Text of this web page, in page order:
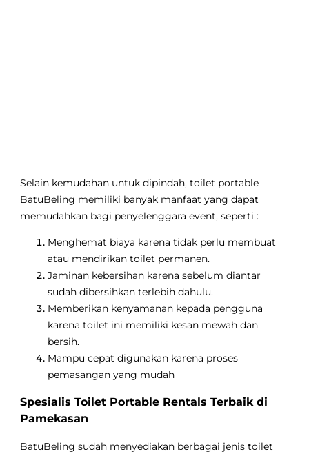
Selain kemudahan untuk dipindah, toilet portable
BatuBeling memiliki banyak manfaat yang dapat
memudahkan bagi penyelenggara event, seperti :
Menghemat biaya karena tidak perlu membuat
atau mendirikan toilet permanen.
Jaminan kebersihan karena sebelum diantar
sudah dibersihkan terlebih dahulu.
Memberikan kenyamanan kepada pengguna
karena toilet ini memiliki kesan mewah dan
bersih.
Mampu cepat digunakan karena proses
pemasangan yang mudah
Spesialis Toilet Portable Rentals Terbaik di
Pamekasan
BatuBeling sudah menyediakan berbagai jenis toilet